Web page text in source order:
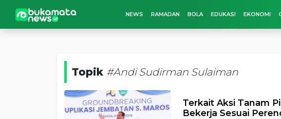
NEWS RAMADAN BOLA EDUKASI EKONOMI
Topik #Andi Sudirman Sulaiman
Terkait Aksi Tanam
Bekerja Sesuai